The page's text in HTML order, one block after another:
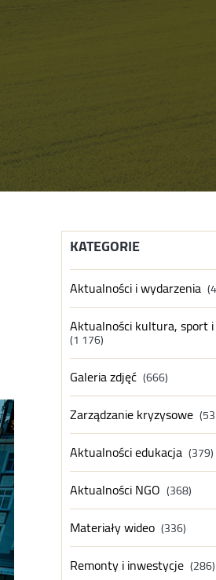
KATEGORIE
Aktualności i wydarzenia
Aktualności kultura, sport
(1 176)
Galeria zdjęć (666)
Zarządzanie kryzysowe
Aktualności edukacja (379)
Aktualności NGO (368)
Materiały wideo (336)
Remonty i inwestycje (286)